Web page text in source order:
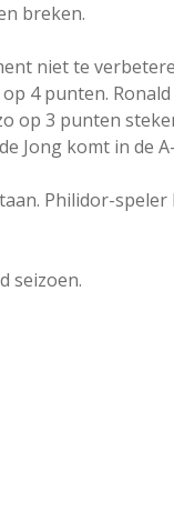
breken.
niet te
4 punten.
op 3 punten
Jong komt in de
Philidor-
seizoen.